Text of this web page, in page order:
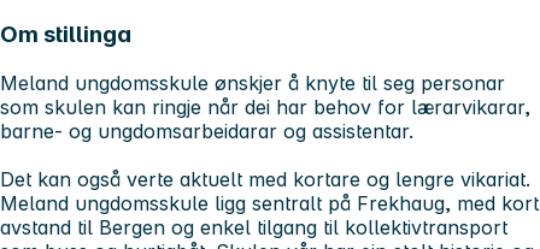
Om stillinga
Meland ungdomsskule ønskjer å knyte til seg personar
som skulen kan ringje når dei har behov for lærarvikarar,
barne- og ungdomsarbeidarar og assistentar.
Det kan også verte aktuelt med kortare og lengre vikariat.
Meland ungdomsskule ligg sentralt på Frekhaug, med kort
avstand til Bergen og enkel tilgang til kollektivtransport